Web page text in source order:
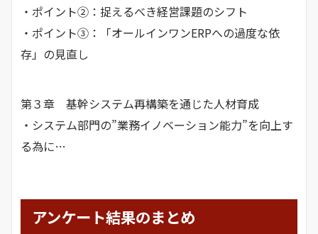
・ポイント②：捉えるべき経営課題のシフト
・ポイント③：「オールインワンERPへの過度な依
存」の見直し
第３章 基幹システム再構築を通じた人材育成
・システム部門の”業務イノベーション能力”を向上す
る為に…
アンケート結果のまとめ